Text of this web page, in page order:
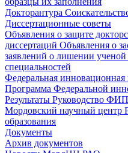
Докторантура
Диссертационные советы
Объявления о защите
диссертаций Объявления о
заявлений о лишении ученой
специальностей
Федеральная инновационная
Программа Федеральной
Результаты Руководство ФИП
Мордовский научный центр
образования
Документы
Архив документов